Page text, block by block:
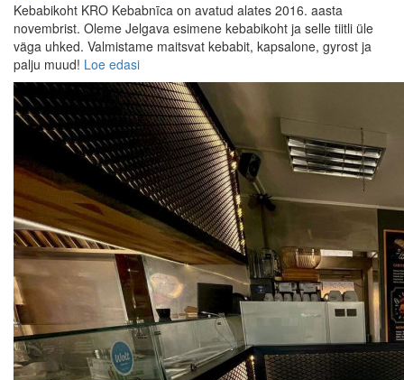
Kebabikoht KRO Kebabnīca on avatud alates 2016. aasta
novembrist. Oleme Jelgava esimene kebabikoht ja selle tiitli üle
väga uhked. Valmistame maitsvat kebabit, kapsalone, gyrost ja
palju muud! Loe edasi